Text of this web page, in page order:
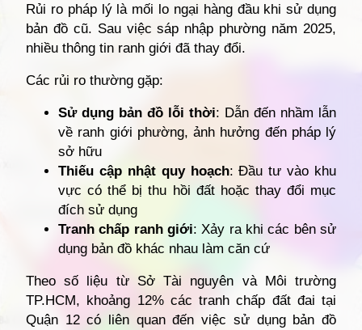
Rủi ro pháp lý là mối lo ngại hàng đầu khi sử dụng
bản đồ cũ. Sau việc sáp nhập phường năm 2025,
nhiều thông tin ranh giới đã thay đổi.
Các rủi ro thường gặp:
Sử dụng bản đồ lỗi thời: Dẫn đến nhầm lẫn
về ranh giới phường, ảnh hưởng đến pháp lý
sở hữu
Thiếu cập nhật quy hoạch: Đầu tư vào khu
vực có thể bị thu hồi đất hoặc thay đổi mục
đích sử dụng
Tranh chấp ranh giới: Xảy ra khi các bên sử
dụng bản đồ khác nhau làm căn cứ
Theo số liệu từ Sở Tài nguyên và Môi trường
TP.HCM, khoảng 12% các tranh chấp đất đai tại
Quận 12 có liên quan đến việc sử dụng bản đồ